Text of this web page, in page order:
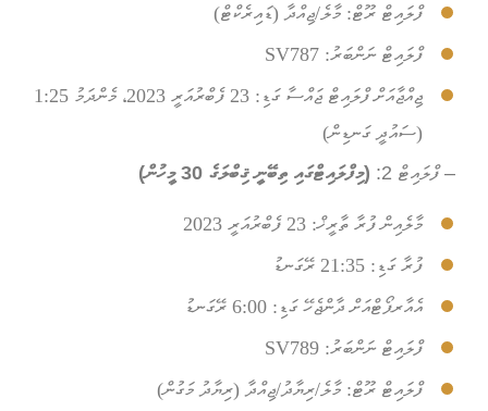
ފްލައިޓް ރޫޓް: މާލެ/ޖިއްދާ (ޑައިރެކްޓް)
ފްލައިޓް ނަންބަރު: SV787
ޖިއްޖާއަށް ފްލައިޓް ޖައްސާ ގަޑި: 23 ފެބްރުއަރީ 2023، މެންދަމު 1:25
(ސައުދީ ގަނޑިން)
– ފްލައިޓް 2:
(މިފްލައިޓްގައި ތިބޭނީ ޤިބްލަގެ 30 މީހުން)
މާލެއިން ފުރާ ތާރީޚް:
ފުރާ ގަޑި:
އެއާރޕޯޓްއަށް ދާންޖެހޭ ގަޑި:
ފްލައިޓް ނަންބަރު: SV789
ފްލައިޓް ރޫޓް:މާލެ/ރިޔާދު/ޖިއްދާ (ރިޔާދު މަގުން)